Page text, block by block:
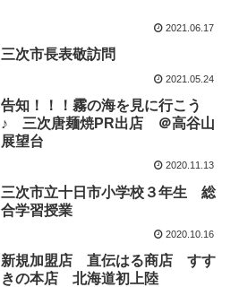
2021.06.17
三次市長表敬訪問
2021.05.24
告知！！！霧の海を見に行こう
♪ 三次唐麺焼PR出店 ＠高谷山
展望台
2020.11.13
三次市立十日市小学校３年生 総
合学習授業
2020.10.16
新規加盟店 直伝はる商店 すす
きの本店 北海道初上陸